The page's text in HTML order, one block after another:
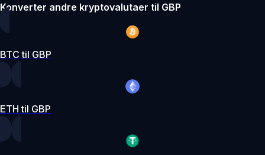
Konverter andre kryptovalutaer til GBP
BTC til GBP
ETH til GBP